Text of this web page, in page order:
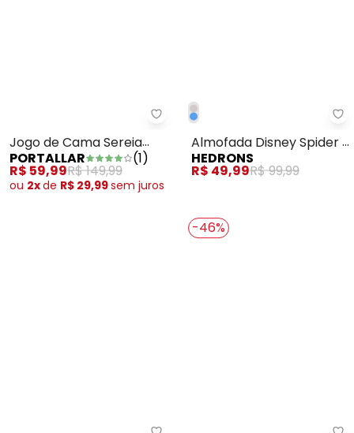
Portallar - Jogo de Cama
Jogo de Cama Sereia
Solteiro 2 Peças
PORTALLAR (1)
R$ 59,99R$ 149,99
ou 2xde R$ 29,99semjuros
Almofada Disney Spider 1
Peça
HEDRONS
R$ 49,99R$ 99,99
-46%